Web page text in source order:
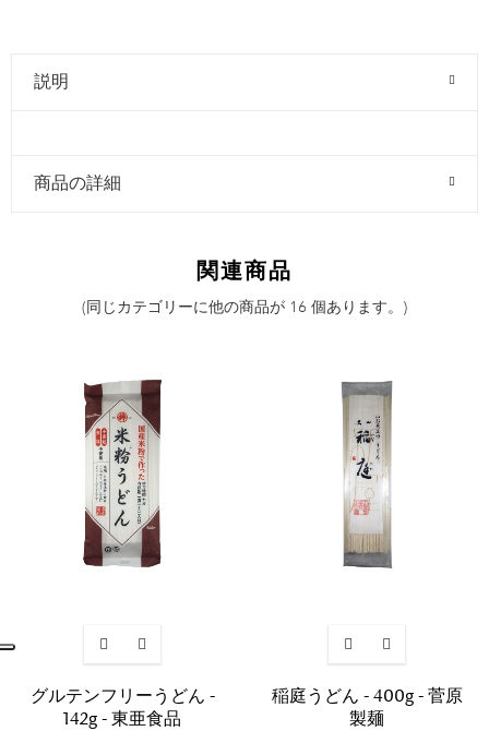
説明
商品の詳細
関連商品
(同じカテゴリーに他の商品が 16 個あります。)
グルテンフリーうどん -
142g - 東亜食品
稲庭うどん - 400g - 菅原
製麺